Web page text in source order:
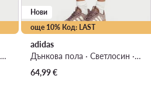
Плисирана пола · Тъмносин · Миди
още 10% Код: LAST
Нови
adidas
Дънкова пола · Светлосин · Мини
64,99€